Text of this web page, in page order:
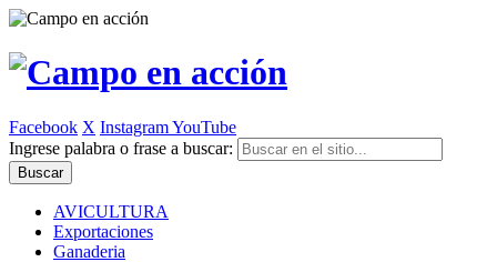
Facebook X InstagramYouTube
Ingrese palabra o frase a buscar:
AVICULTURA
Exportaciones
Ganaderia